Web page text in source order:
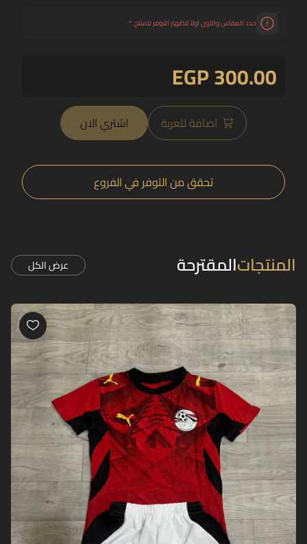
حدد المقاس واللون اولاً لاظهار التوفر للمنتج.*
EGP 300.00
اضافة للعربة اشتري الان
تحقق من التوفر في الفروع
المنتجاتالمقترحة عرض الكل